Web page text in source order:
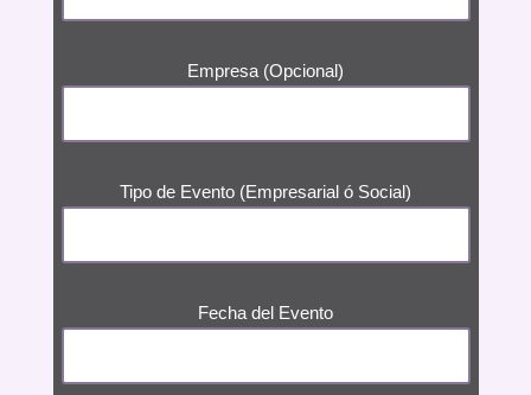
Empresa (Opcional)
Tipo de Evento (Empresarial ó Social)
Fecha del Evento